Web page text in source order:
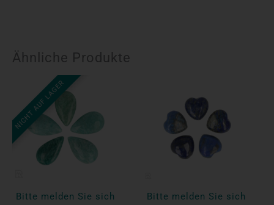
Ähnliche Produkte
NICHT AUF LAGER
Bitte melden Sie sich Bitte melden Sie sich